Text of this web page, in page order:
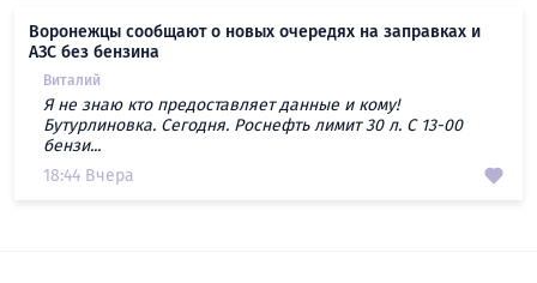
Воронежцы сообщают о новых очередях на заправках и
АЗС без бензина
Виталий
Я не знаю кто предоставляет данные и кому!
Бутурлиновка. Сегодня. Роснефть лимит 30 л. С 13-00
бензи...
18:44 Вчера